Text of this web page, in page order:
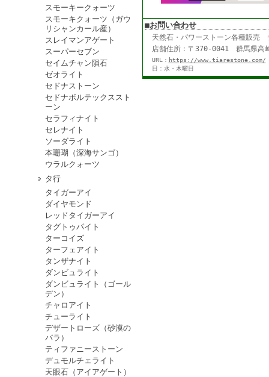
スモーキークォーツ
スモーキクォーツ（ガウ
リシャンカール産）
スレイマンアゲート
スーパーセブン
セイムチャン隕石
ゼオライト
セドナストーン
セドナボルテックススト
ーン
セラフィナイト
セレナイト
ソーダライト
本珊瑚（深海サンゴ）
ウラルクォーツ
タ行
タイガーアイ
ダイヤモンド
レッドタイガーアイ
タグトゥパイト
ターコイズ
ターフェアイト
タンザナイト
ダンビュライト
ダンビュライト（ゴール
デン）
チャロアイト
チューライト
デザートローズ（砂漠の
バラ）
ティファニーストーン
デュモルチェライト
天眼石（アイアゲート）
■お問い合わせ
天然石・パワーストーン各種販
店舗住所：〒370-0041 群馬
URL： https://www.tiarestone.com/
日：水・木曜日